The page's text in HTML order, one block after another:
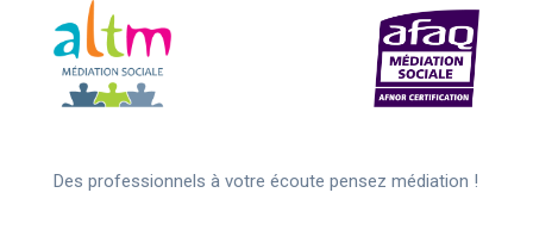
Des professionnels à votre écoute pensez médiation !